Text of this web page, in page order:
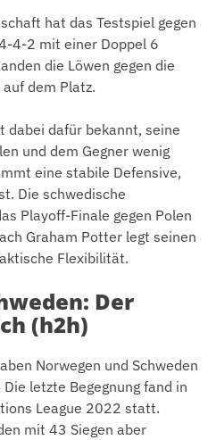
hat das Testspiel gegen
4-2 mit einer Doppel 6
die Löwen gegen die
dem Platz.
dabei dafür bekannt, seine
und dem Gegner wenig
eine stabile Defensive,
Die schwedische
Playoff-Finale gegen Polen
Graham Potter legt seinen
Flexibilität.
Der
(h2h)
Norwegen und Schweden
letzte Begegnung fand in
League 2022 statt.
mit 43 Siegen aber